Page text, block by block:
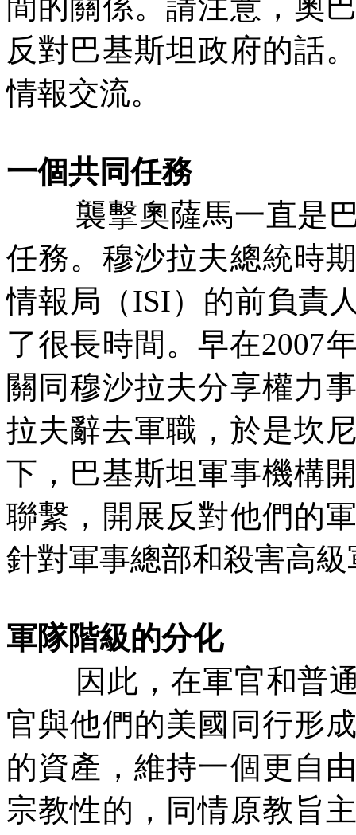
反對巴基斯坦政府的話
情報交流。
一個共同任務
襲擊奧薩馬一直是
任務。穆沙拉夫總統時
情報局（ISI）的前負責
了很長時間。早在2007
關同穆沙拉夫分享權力
拉夫辭去軍職，於是坎
下，巴基斯坦軍事機構
聯繫，開展反對他們的
針對軍事總部和殺害高
軍隊階級的分化
因此，在軍官和普
官與他們的美國同行形
的資產，維持一個更自
宗教性的，同情原教旨